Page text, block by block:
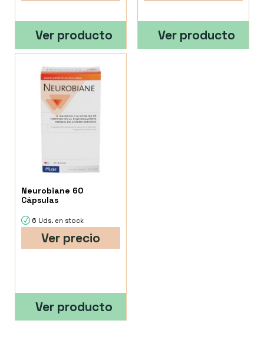
Ver producto Ver producto
Neurobiane 60
Cápsulas
6 Uds. en stock
Ver precio
Ver producto